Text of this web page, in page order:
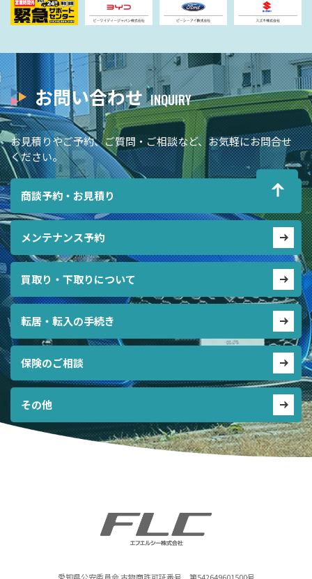
お問い合わせ
お見積りやご予約、ご質問・ご相談など、お気軽にお問合せ
ください。
商談予約・お見積り
メンテナンス予約
買取り・下取りについて
転居・転入の手続き
保険のご相談
その他